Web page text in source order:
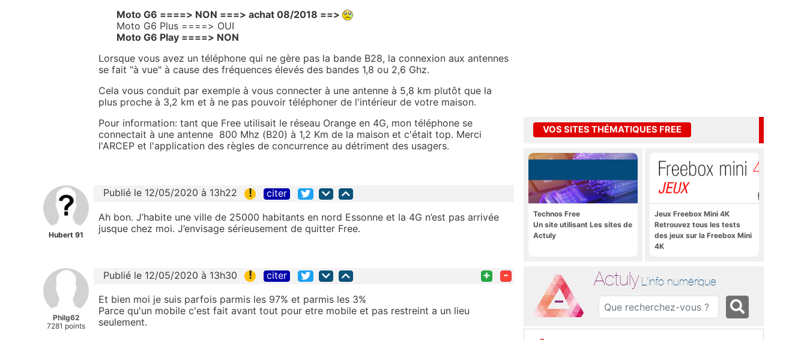
Moto G6 ====> NON ===> achat 08/2018 ==>
Moto G6 Plus ====> OUI
Moto G6 Play ====> NON
Lorsque vous avez un téléphone qui ne gère pas la bande B28, la connexion aux antennes
se fait "à vue" à cause des fréquences élevés des bandes 1,8 ou 2,6 Ghz.
Cela vous conduit par exemple à vous connecter à une antenne à 5,8 km plutôt que la
plus proche à 3,2 km et à ne pas pouvoir téléphoner de l'intérieur de votre maison.
Pour information: tant que Free utilisait le réseau Orange en 4G, mon téléphone se
connectait à une antenne 800 Mhz (B20) à 1,2 Km de la maison et c'était top. Merci
l'ARCEP et l'application des règles de concurrence au détriment des usagers.
Hubert 91
Publié le 12/05/2020 à 13h22 ! citer
Ah bon. J’habite une ville de 25000 habitants en nord Essonne et la 4G n’est pas arrivée
jusque chez moi. J’envisage sérieusement de quitter Free.
Philg62
7281 points
Publié le 12/05/2020 à 13h30 ! citer + -
Et bien moi je suis parfois parmis les 97% et parmis les 3%
Parce qu'un mobile c'est fait avant tout pour etre mobile et pas restreint a un lieu
seulement.
VOS SITES THÉMATIQUES FREE
Technos Free
Un site utilisant Les sites de
Actuly
Jeux Freebox Mini 4K
Retrouvez tous les tests
des jeux sur la Freebox Mini
4K
Actuly L'info numérique